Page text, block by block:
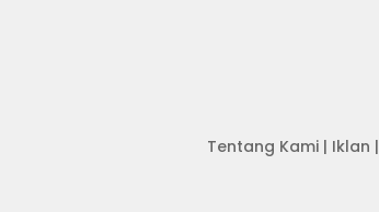
Tentang Kami | Iklan |